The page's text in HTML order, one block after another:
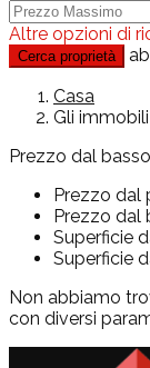
Altre opzioni di
Cerca proprietà
Casa
Gli immobili
Prezzo dal
Prezzo dal
Prezzo dal
Superficie
Superficie
Non abbiamo
con diversi